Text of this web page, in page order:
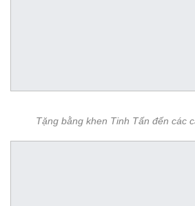
Tặng bằng khen Tinh Tấn đến các